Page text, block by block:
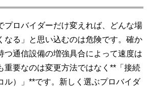
プロバイダーだけ変えれば、どんな場
なる」と思い込むのは危険です。確か
つ通信設備の増強具合によって速度は
重要なのは変更方法ではなく**「接続
ル）」**です。新しく選ぶプロバイダ